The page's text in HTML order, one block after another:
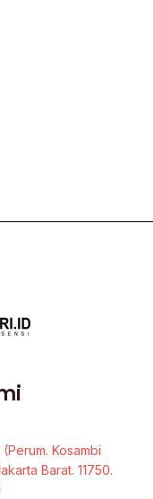
Kosambi
Barat. 11750.